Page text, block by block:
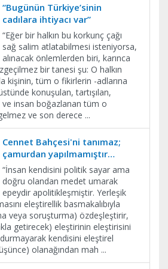
“Bugünün Türkiye’sinin
cadılara ihtiyacı var”
​“Eğer bir halkın bu korkunç çağı
sağ salim atlatabilmesi isteniyorsa,
alınacak önlemlerden biri, karınca
bir tanesi şu: O halkın
kişinin, tüm o fikirlerin -adlarına
konuşulan, tartışılan,
ve insan boğazlanan tüm o
ve son derece ...
Cennet Bahçesi'ni tanımaz;
çamurdan yapılmamıştır…
​“İnsan kendisini politik sayar ama
doğru olandan medet umarak
epeydir apolitikleşmiştir. Yerleşik
eleştirellik basmakalıbıyla
veya soruşturma) özdeşleştirir,
getirecek) eleştirinin eleştirisini
kendisini eleştirel
olanağından mah ...